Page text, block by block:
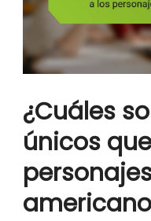
¿Cuáles
únicos